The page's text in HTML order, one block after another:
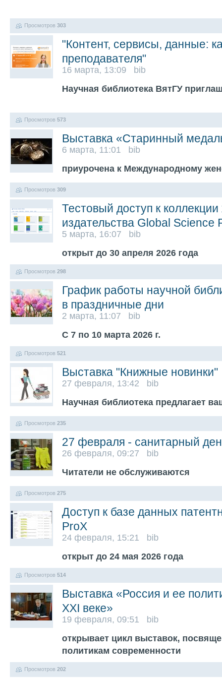
Просмотров 303
"Контент, сервисы, данные:
преподавателя"
16 марта, 13:09 bib
Научная библиотека ВятГУ
Просмотров 573
Выставка «Старинный
6 марта, 11:01 bib
приурочена к Международному
Просмотров 309
Тестовый доступ к
издательства Global Science
5 марта, 16:07 bib
открыт до 30 апреля 2026 года
Просмотров 298
График работы научной
в праздничные дни
2 марта, 11:07 bib
С 7 по 10 марта 2026 г.
Просмотров 521
Выставка "Книжные новинки"
27 февраля, 13:42 bib
Научная библиотека предлагает
Просмотров 235
27 февраля - санитарный
26 февраля, 09:27 bib
Читатели не обслуживаются
Просмотров 275
Доступ к базе данных
ProX
24 февраля, 15:21 bib
открыт до 24 мая 2026 года
Просмотров 514
Выставка «Россия и ее
XXI веке»
19 февраля, 09:51 bib
открывает цикл выставок,
политикам современности
Просмотров 202